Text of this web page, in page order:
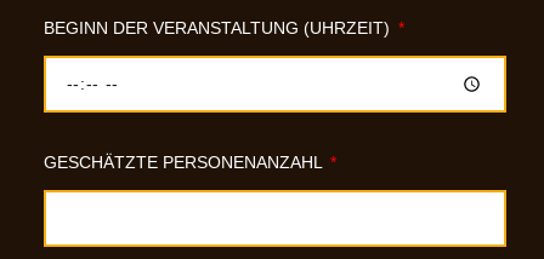
BEGINN DER VERANSTALTUNG (UHRZEIT)
GESCHÄTZTE PERSONENANZAHL